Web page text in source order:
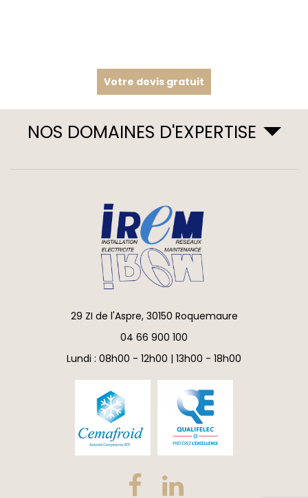
Votre devis gratuit
NOS DOMAINES D'EXPERTISE
29 ZI de l'Aspre, 30150 Roquemaure
04 66 900 100
Lundi : 08h00 - 12h00 | 13h00 - 18h00